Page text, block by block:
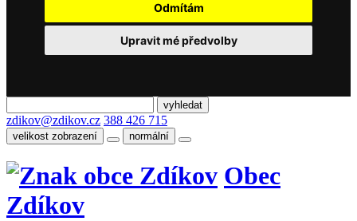
Odmítám
Upravit mé předvolby
zdikov@zdikov.cz 388 426 715
velikost zobrazení normální
Obec
Zdíkov